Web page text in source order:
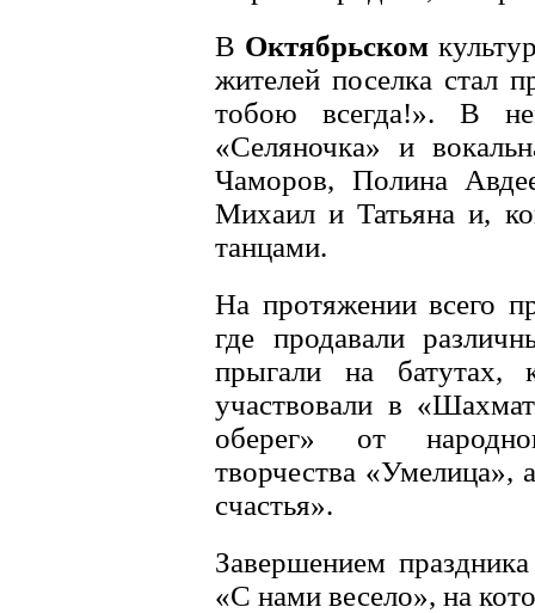
В Октябрьском
жителей поселка стал
тобою всегда!». В
«Селяночка» и
Чаморов, Полина
Михаил и Татьяна и,
танцами.
На протяжении всего
где продавали
прыгали на батутах,
участвовали в
оберег» от
творчества «Умелица»,
счастья».
Завершением
«С нами весело», на